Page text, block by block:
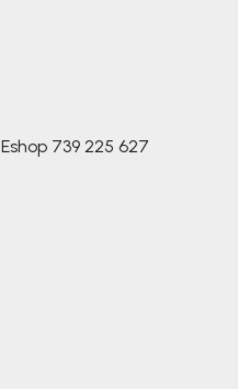
Eshop 739 225 627